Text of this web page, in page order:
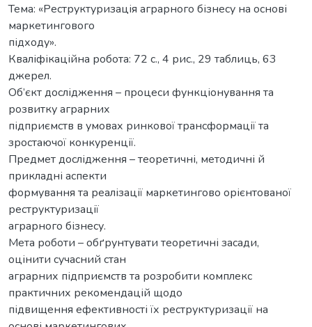
Тема: «Реструктуризація аграрного бізнесу на основі
маркетингового
підходу».
Кваліфікаційна робота: 72 с., 4 рис., 29 таблиць, 63
джерел.
Об’єкт дослідження – процеси функціонування та
розвитку аграрних
підприємств в умовах ринкової трансформації та
зростаючої конкуренції.
Предмет дослідження – теоретичні, методичні й
прикладні аспекти
формування та реалізації маркетингово орієнтованої
реструктуризації
аграрного бізнесу.
Мета роботи – обґрунтувати теоретичні засади,
оцінити сучасний стан
аграрних підприємств та розробити комплекс
практичних рекомендацій щодо
підвищення ефективності їх реструктуризації на